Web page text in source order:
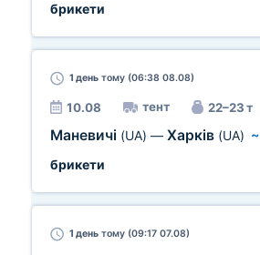
брикети
1 день тому (06:38 08.08)
10.08 тент 22–23 т
Маневичі (UA) — Харків (UA) ~
брикети
1 день тому (09:17 07.08)